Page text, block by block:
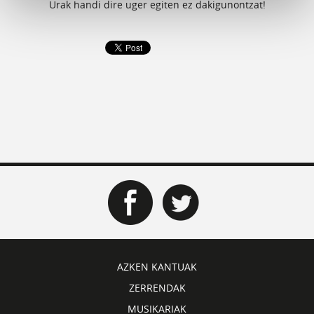
Urak handi dire uger egiten ez dakigunontzat!
AZKEN KANTUAK
ZERRENDAK
MUSIKARIAK